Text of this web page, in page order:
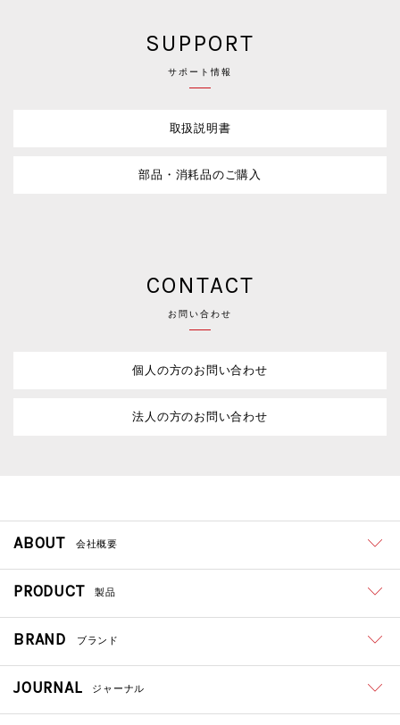
SUPPORT
サポート情報
取扱説明書
部品・消耗品のご購入
CONTACT
お問い合わせ
個人の方のお問い合わせ
法人の方のお問い合わせ
ABOUT 会社概要
PRODUCT 製品
BRAND ブランド
JOURNAL ジャーナル